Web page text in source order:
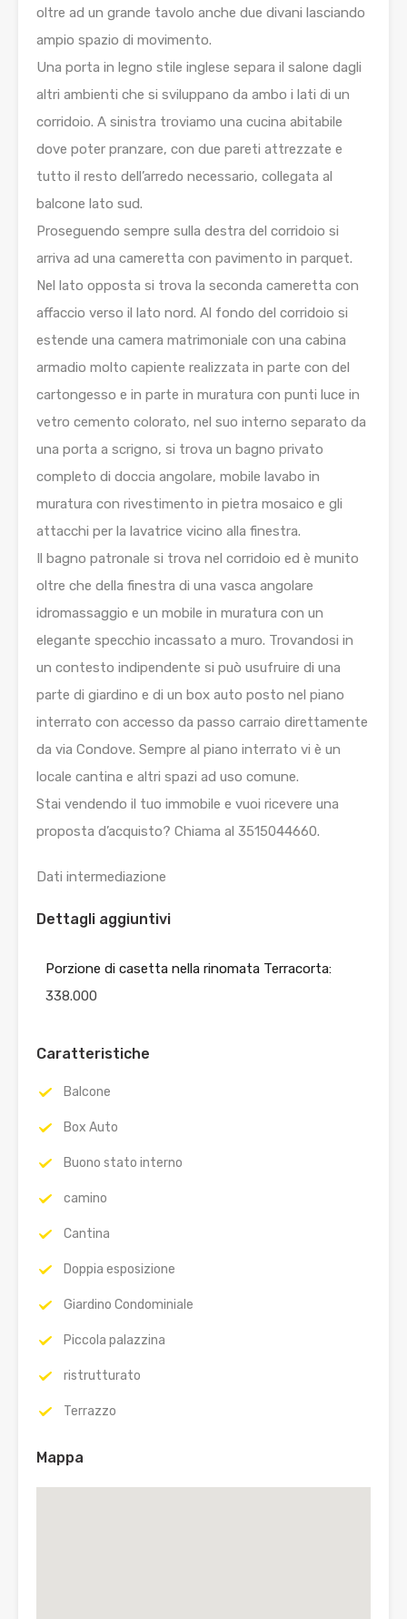
oltre ad un grande tavolo anche due divani lasciando
ampio spazio di movimento.
Una porta in legno stile inglese separa il salone dagli
altri ambienti che si sviluppano da ambo i lati di un
corridoio. A sinistra troviamo una cucina abitabile
dove poter pranzare, con due pareti attrezzate e
tutto il resto dell’arredo necessario, collegata al
balcone lato sud.
Proseguendo sempre sulla destra del corridoio si
arriva ad una cameretta con pavimento in parquet.
Nel lato opposta si trova la seconda cameretta con
affaccio verso il lato nord. Al fondo del corridoio si
estende una camera matrimoniale con una cabina
armadio molto capiente realizzata in parte con del
cartongesso e in parte in muratura con punti luce in
vetro cemento colorato, nel suo interno separato da
una porta a scrigno, si trova un bagno privato
completo di doccia angolare, mobile lavabo in
muratura con rivestimento in pietra mosaico e gli
attacchi per la lavatrice vicino alla finestra.
Il bagno patronale si trova nel corridoio ed è munito
oltre che della finestra di una vasca angolare
idromassaggio e un mobile in muratura con un
elegante specchio incassato a muro. Trovandosi in
un contesto indipendente si può usufruire di una
parte di giardino e di un box auto posto nel piano
interrato con accesso da passo carraio direttamente
da via Condove. Sempre al piano interrato vi è un
locale cantina e altri spazi ad uso comune.
Stai vendendo il tuo immobile e vuoi ricevere una
proposta d’acquisto? Chiama al 3515044660.
Dati intermediazione
Dettagli aggiuntivi
Porzione di casetta nella rinomata Terracorta:
338.000
Caratteristiche
Balcone
Box Auto
Buono stato interno
camino
Cantina
Doppia esposizione
Giardino Condominiale
Piccola palazzina
ristrutturato
Terrazzo
Mappa